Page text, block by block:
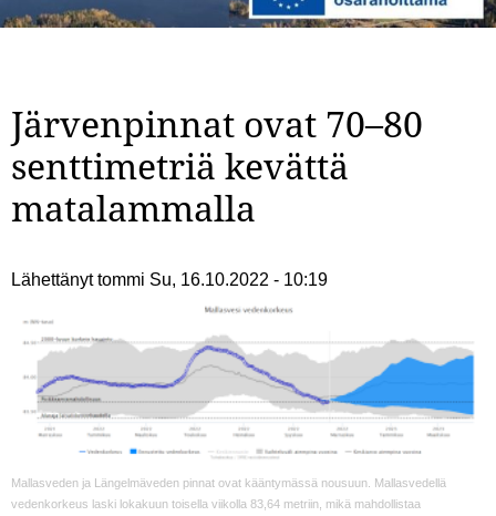
Järvenpinnat ovat 70–80
senttimetriä kevättä
matalammalla
Lähettänyttommi Su, 16.10.2022 - 10:19
Mallasveden ja Längelmäveden pinnat ovat kääntymässä nousuun. Mallasvedellä
vedenkorkeus laski lokakuun toisella viikolla 83,64 metriin, mikä mahdollistaa